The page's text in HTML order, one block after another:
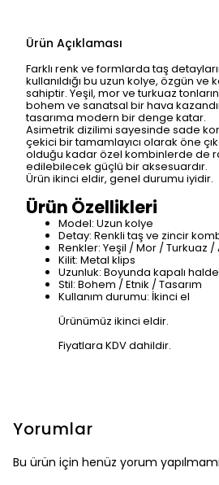
Ürün Açıklaması
Farklı renk ve formlarda taş
kullanıldığı bu uzun kolye, özgün ve
sahiptir. Yeşil, mor ve turkuaz
bohem ve sanatsal bir hava
tasarıma modern bir denge katar.
Asimetrik dizilimi sayesinde sade
çekici bir tamamlayıcı olarak öne
olduğu kadar özel kombinlerde de
edilebilecek güçlü bir aksesuardır.
Ürün ikinci eldir, genel durumu iyidir.
Ürün Özellikleri
Model: Uzun kolye
Detay: Renkli taş ve zincir
Renkler: Yeşil / Mor / Turkuaz
Kilit: Metal klips
Uzunluk: Boyunda kapalı
Stil: Bohem / Etnik / Tasarım
Kullanım durumu: İkinci el
Ürünümüz ikinci eldir.
Fiyatlara KDV dahildir.
Yorumlar
Bu ürün için henüz yorum